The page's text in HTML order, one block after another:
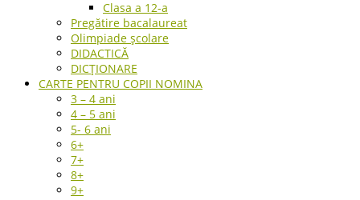
Clasa a 12-a
Pregătire bacalaureat
Olimpiade școlare
DIDACTICĂ
DICȚIONARE
CARTE PENTRU COPII NOMINA
3 – 4 ani
4 – 5 ani
5- 6 ani
6+
7+
8+
9+